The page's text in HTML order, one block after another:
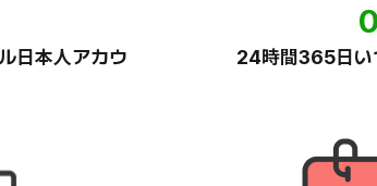
日本人アカウ
24時間365日い